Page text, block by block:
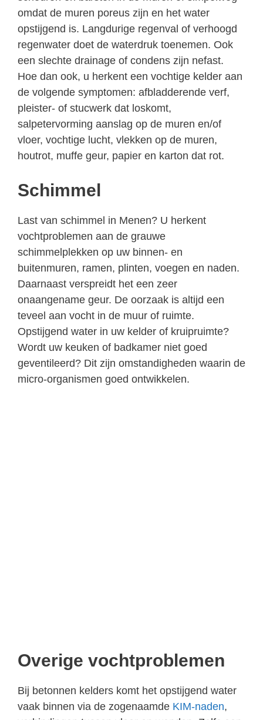
omdat de muren poreus zijn en het water
opstijgend is. Langdurige regenval of verhoogd
regenwater doet de waterdruk toenemen. Ook
een slechte drainage of condens zijn nefast.
Hoe dan ook, u herkent een vochtige kelder aan
de volgende symptomen: afbladderende verf,
pleister- of stucwerk dat loskomt,
salpetervorming aanslag op de muren en/of
vloer, vochtige lucht, vlekken op de muren,
houtrot, muffe geur, papier en karton dat rot.
Schimmel
Last van schimmel in Menen? U herkent
vochtproblemen aan de grauwe
schimmelplekken op uw binnen- en
buitenmuren, ramen, plinten, voegen en naden.
Daarnaast verspreidt het een zeer
onaangename geur. De oorzaak is altijd een
teveel aan vocht in de muur of ruimte.
Opstijgend water in uw kelder of kruipruimte?
Wordt uw keuken of badkamer niet goed
geventileerd? Dit zijn omstandigheden waarin de
micro-organismen goed ontwikkelen.
Overige vochtproblemen
Bij betonnen kelders komt het opstijgend water
vaak binnen via de zogenaamde KIM-naden,